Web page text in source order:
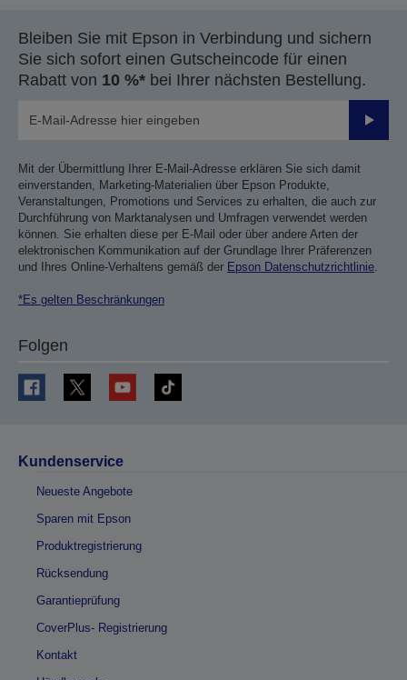
Bleiben Sie mit Epson in Verbindung und sichern
Sie sich sofort einen Gutscheincode für einen
Rabatt von 10 %* bei Ihrer nächsten Bestellung.
Mit der Übermittlung Ihrer E-Mail-Adresse erklären Sie sich damit
einverstanden, Marketing-Materialien über Epson Produkte,
Veranstaltungen, Promotions und Services zu erhalten, die auch zur
Durchführung von Marktanalysen und Umfragen verwendet werden
können. Sie erhalten diese per E-Mail oder über andere Arten der
elektronischen Kommunikation auf der Grundlage Ihrer Präferenzen
und Ihres Online-Verhaltens gemäß der Epson Datenschutzrichtlinie
*Es gelten Beschränkungen
Folgen
Kundenservice
Neueste Angebote
Sparen mit Epson
Produktregistrierung
Rücksendung
Garantieprüfung
CoverPlus- Registrierung
Kontakt